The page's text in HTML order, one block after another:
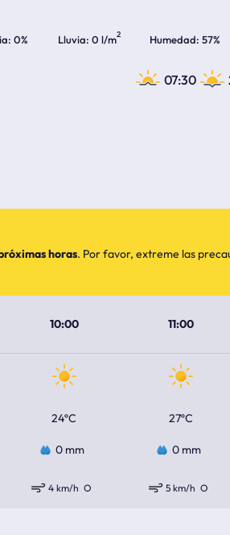
0% Lluvia 0 l/m2 Humedad 57%
07:30
10:00 11:00
24ºC 27ºC
0 mm 0 mm
4 km/h O 5 km/h O
horas. Por favor, extreme las